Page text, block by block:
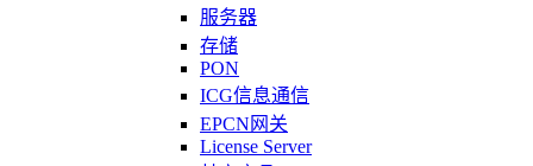
服务器
存储
PON
ICG信息通信
EPCN网关
License Server